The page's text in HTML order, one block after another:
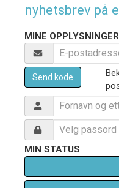
nyhetsbrev på
MINE OPPLYSNINGER
Send kode
MIN STATUS